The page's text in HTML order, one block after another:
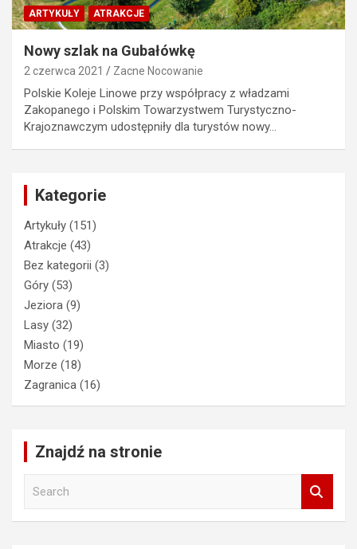
ARTYKUŁY ATRAKCJE
Nowy szlak na Gubałówkę
2 czerwca 2021 Zacne Nocowanie
Polskie Koleje Linowe przy współpracy z władzami
Zakopanego i Polskim Towarzystwem Turystyczno-
Krajoznawczym udostępniły dla turystów nowy…
Kategorie
Artykuły (151)
Atrakcje (43)
Bez kategorii (3)
Góry (53)
Jeziora (9)
Lasy (32)
Miasto (19)
Morze (18)
Zagranica (16)
Znajdź na stronie